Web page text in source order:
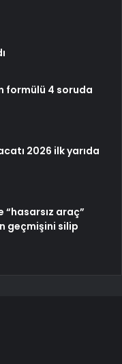
formülü 4 soruda
2026 ilk yarıda
araç”
geçmişini silip